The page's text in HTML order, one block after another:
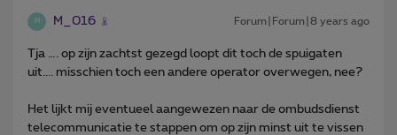
M M_016 Forum|Forum|8 years ago
Tja …. op zijn zachtst gezegd loopt dit toch de spuigaten
uit.... misschien toch een andere operator overwegen, nee?
Het lijkt mij eventueel aangewezen naar de ombudsdienst
telecommunicatie te stappen om op zijn minst uit te vissen